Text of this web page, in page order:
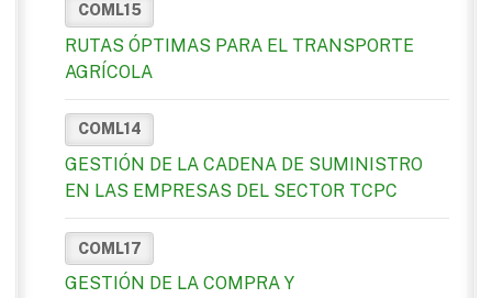
COML15
RUTAS ÓPTIMAS PARA EL TRANSPORTE
AGRÍCOLA
COML14
GESTIÓN DE LA CADENA DE SUMINISTRO
EN LAS EMPRESAS DEL SECTOR TCPC
COML17
GESTIÓN DE LA COMPRA Y